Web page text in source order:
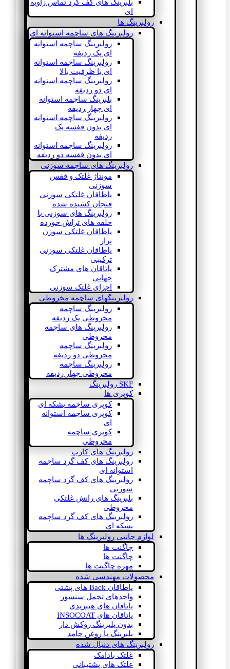
بلبرینگ های کف گرد تماس زاویه
ای
رولبرینگ ها
رولبرینگ های ساچمه استوانه ای
رولبرینگ ساچمه استوانه
ای یک ردیفه
رولبرینگ ساچمه استوانه
ای با ظرفیت بالا
رولبرینگ ساچمه استوانه
ای دو ردیفه
بلبرینگ ساچمه استوانه
ای چهار ردیفه
رولبرینگ ساچمه استوانه
ای بدون قفسه یک
ردیفه
رولبرینگ ساچمه استوانه
ای بدون قفسه دو ردیفه
رولبرینگ های ساچمه سوزنی
مونتاژ غلتک و قفس
سوزنی
یاطاقان غلتکی سوزنی
فنجان کشیده شده
رولبرینگ های سوزنی با
حلقه های تراش خورده
یاطاقان غلتکی سوزن
تراز
یاطاقان غلتکی سوزنی
ترکیبی
یاتاقان های مشترک
جهانی
اجزای غلتک سوزنی
رولبرینگهای ساچمه مخروطی
رولبرینگ ساچمه
مخروطی یک ردیفه
رولبرینگ های ساچمه
مخروطی
رولبرینگ ساچمه
مخروطی دو ردیفه
رولبرینگ ساچمه
مخروطی چهار ردیفه
SKF رولبرینگ
کوپری ها
کوپری ساچمه بشکه ای
کوپری ساچمه استوانه
ای
کوپری ساچمه
مخروطی
رولبرینگ های کارب
رولبرینگ های کف گرد ساچمه
استوانه ای
رولبرینگ های کف گرد ساچمه
سوزنی
بلبرینگ های رانش غلتکی
مخروطی
رولبرینگ های کف گرد ساچمه
بشکه ای
لوازم جانبی رولبرینگ ها
چاگنت ها
چاگنت ها
مهره چاگنت ها
محصولات مهندسی شده
یاطاقان Back های پشتی
واحدهای تحمل سنسور
یاتاقان های هیبریدی
یاتاقان های INSOCOAT
بدون بلبرینگ روکش دار
بلبرینگ با روغن جامد
رولبرینگ های دنبال شده
غلتک بادامک
غلتک های پشتیبانی